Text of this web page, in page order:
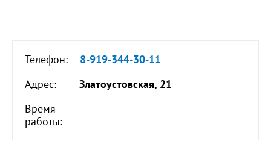
Телефон:
8-919-344-30-11
Адрес:
Златоустовская, 21
Время
работы: